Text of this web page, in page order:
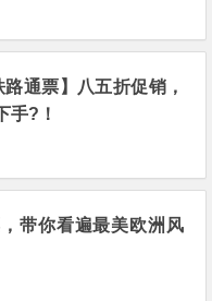
路通票】八五折促销，
手?！
带你看遍最美欧洲风